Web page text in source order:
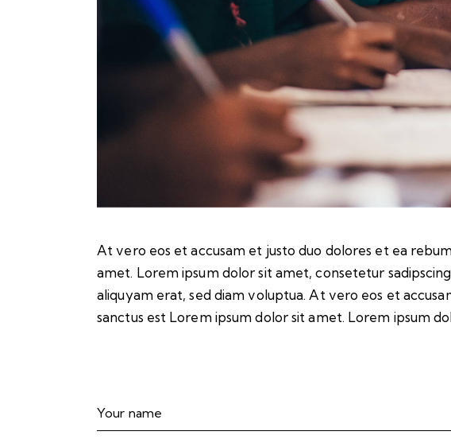
At vero eos et accusam et justo duo dolores et ea
amet. Lorem ipsum dolor sit amet, consetetur
aliquyam erat, sed diam voluptua. At vero eos et
sanctus est Lorem ipsum dolor sit amet. Lorem ipsum